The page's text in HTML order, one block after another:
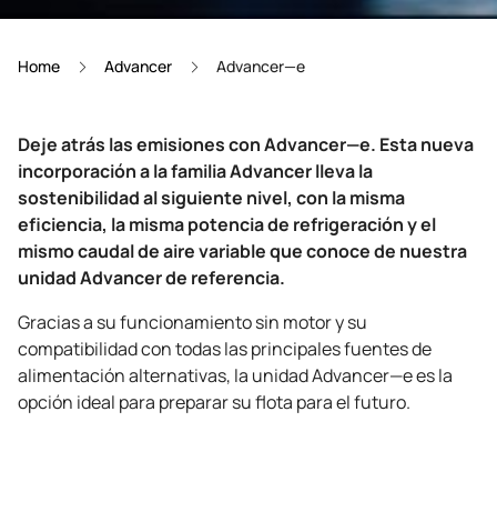
Home Advancer Advancer—e
Deje atrás las emisiones con Advancer—e. Esta nueva
incorporación a la familia Advancer lleva la
sostenibilidad al siguiente nivel, con la misma
eficiencia, la misma potencia de refrigeración y el
mismo caudal de aire variable que conoce de nuestra
unidad Advancer de referencia.
Gracias a su funcionamiento sin motor y su
compatibilidad con todas las principales fuentes de
alimentación alternativas, la unidad Advancer—e es la
opción ideal para preparar su flota para el futuro.